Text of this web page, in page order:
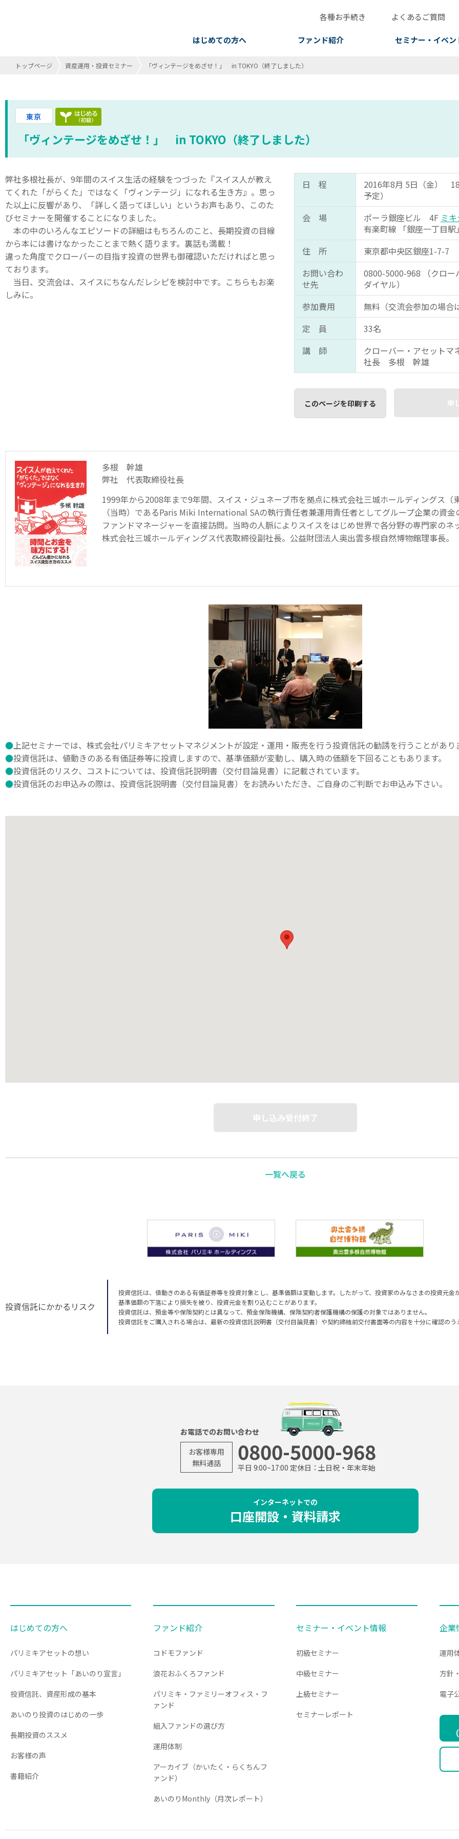
はじめての方へ ファンド紹介 セミナー・イベン
各種お手続き よくあるご質問
トップページ 資産運用・投資セミナー 「ヴィンテージをめざせ！」 in TOKYO（終了しました）
「ヴィンテージをめざせ！」 in TOKYO（終了しました）
東京
弊社多根社長が、9年間のスイス生活の経験をつづった『スイス人が教え
てくれた「がらくた」ではなく「ヴィンテージ」になれる生き方』。思っ
た以上に反響があり、「詳しく語ってほしい」というお声もあり、このた
びセミナーを開催することになりました。
本の中のいろんなエピソードの詳細はもちろんのこと、長期投資の目線
から本には書けなかったことまで熱く語ります。裏話も満載！
違った角度でクローバーの目指す投資の世界も御確認いただければと思っ
ております。
当日、交流会は、スイスにちなんだレシピを検討中です。こちらもお楽
しみに。
日 程
2016年8月 5日（金）
予定）
会 場
ポーラ銀座ビル 4F ミ
有楽町線 「銀座一丁目
住 所
東京都中央区銀座1-7-7
お問い合わ
せ先
0800-5000-968 （クロ
ダイヤル）
参加費用
無料（交流会参加の場合
定 員
33名
講 師
クローバー・アセット
社長 多根 幹雄
このページを印刷する 申
多根 幹雄
弊社 代表取締役社長
1999年から2008年まで9年間、スイス・ジュネーブ市を拠点に株式会社三城ホールディングス（
（当時）であるParis Miki International SAの執行責任者兼運用責任者としてグループ企業の資
ファンドマネージャーを直接訪問。当時の人脈によりスイスをはじめ世界で各分野の専門家のネ
株式会社三城ホールディングス代表取締役副社長。公益財団法人奥出雲多根自然博物館理事長。
● 上記セミナーでは、株式会社パリミキアセットマネジメントが設定・運用・販売を行う投資信託の勧誘を行うことがあり
●投資信託は、値動きのある有価証券等に投資しますので、基準価額が変動し、購入時の価額を下回ることもあります。
●投資信託のリスク、コストについては、投資信託説明書（交付目論見書）に記載されています。
●投資信託のお申込みの際は、投資信託説明書（交付目論見書）をお読みいただき、ご自身のご判断でお申込み下さい。
申し込み受付終了
一覧へ戻る
投資信託にかかるリスク
投資信託は、値動きのある有価証券等を投資対象とし、基準価額は変動します。したがって、投資家のみなさまの投資元金
基準価額の下落により損失を被り、投資元金を割り込むことがあります。
投資信託は、預金等や保険契約とは異なって、預金保険機構、保険契約者保護機構の保護の対象ではありません。
投資信託をご購入される場合は、最新の投資信託説明書（交付目論見書）や契約締結前交付書面等の内容を十分に確認の
お電話でのお問い合わせ
お客様専用
無料通話
0800-5000-968
平日 9:00~17:00 定休日：土日祝・年末年始
インターネットでの
口座開設・資料請求
はじめての方へ
パリミキアセットの想い
パリミキアセット「あいのり宣言」
投資信託、資産形成の基本
あいのり投資のはじめの一歩
長期投資のススメ
お客様の声
書籍紹介
ファンド紹介
コドモファンド
浪花おふくろファンド
パリミキ・ファミリーオフィス・フ
ァンド
組入ファンドの選び方
運用体制
アーカイブ（かいたく・らくちんフ
ァンド）
あいのりMonthly（月次レポート）
セミナー・イベント情報
初級セミナー
中級セミナー
上級セミナー
セミナーレポート
企業
運用
方針
電子